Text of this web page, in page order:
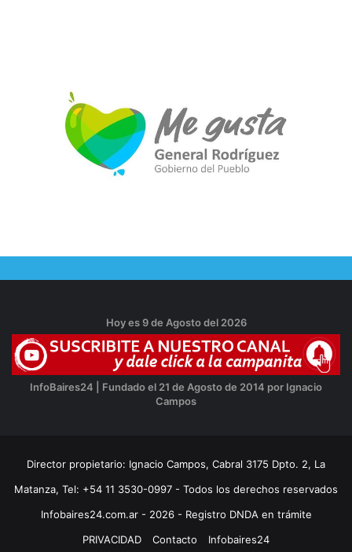
Hoy es 9 de Agosto del 2026
InfoBaires24 | Fundado el 21 de Agosto de 2014 por Ignacio
Campos
Director propietario: Ignacio Campos, Cabral 3175 Dpto. 2, La
Matanza, Tel: +54 11 3530-0997 - Todos los derechos reservados
Infobaires24.com.ar - 2026 - Registro DNDA en trámite
PRIVACIDAD
Contacto Infobaires24